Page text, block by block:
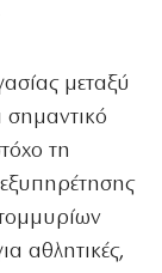
μεταξύ
σημαντικό
τη
αθλητικές,